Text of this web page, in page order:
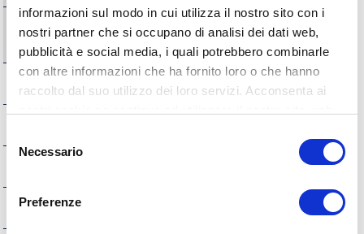
informazioni sul modo in cui utilizza il nostro sito con i
nostri partner che si occupano di analisi dei dati web,
pubblicità e social media, i quali potrebbero combinarle
con altre informazioni che ha fornito loro o che hanno
raccolto dal suo utilizzo dei loro servizi. Acconsenta ai
delNecessario
Preferenze
Tempi costi e indicatori di realizzazione delle opere
pubbliche
Pianificazione e governo del territorio
Interventi straordinari e di emergenza